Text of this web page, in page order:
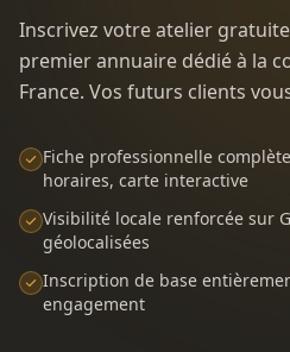
Inscrivez votre atelier
premier annuaire dédié à la
France. Vos futurs clients
Fiche professionnelle
horaires, carte interactive
Visibilité locale renforcée sur
géolocalisées
Inscription de base
engagement